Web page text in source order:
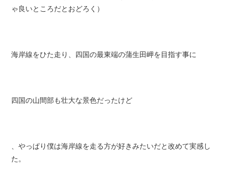
ゃ良いところだとおどろく）
海岸線をひた走り、 四国の最東端の蒲生田岬を目指す事に
四国の山間部も壮大な景色だったけど
、やっぱり僕は海岸線を走る方が好きみたいだと改めて実感し
た。